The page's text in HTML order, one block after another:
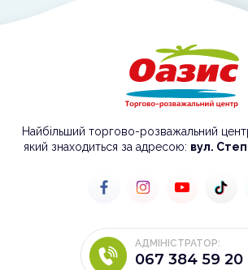
Найбільший торгово-розважальний
який знаходиться за адресою: вул.
АДМІНІСТРАТОР:
067 384 59 20